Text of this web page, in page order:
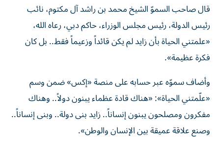
قال صاحب السموّ الشيخ محمد بن راشد آل مكتوم، نائب
رئيس الدولة، رئيس مجلس الوزراء، حاكم دبي، رعاه الله،
«علمتني الحياة بأن زايد لم يكن قائداً وزعيماً فقط.. بل كان
فكرة عظيمة».
وأضاف سموّه عبر حسابه على منصة «إكس» ضمن وسم
«علّمتني الحياة»: «هناك قادة عظماء يبنون دولاً.. وهناك
مفكرون ومصلحون يبنون إنساناً.. زايد بنى دولة.. وبنى إنساناً..
وصنع علاقة عميقة بين الإنسان والوطن».